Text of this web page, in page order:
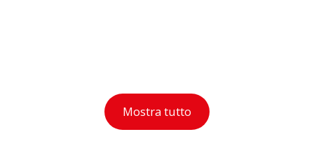
Mostra tutto